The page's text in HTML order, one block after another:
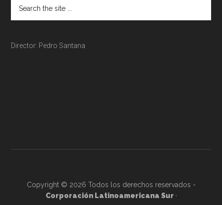
Director: Pedro Santana
Copyright © 2026 Todos los derechos reservados -
Corporación Latinoamericana Sur ·